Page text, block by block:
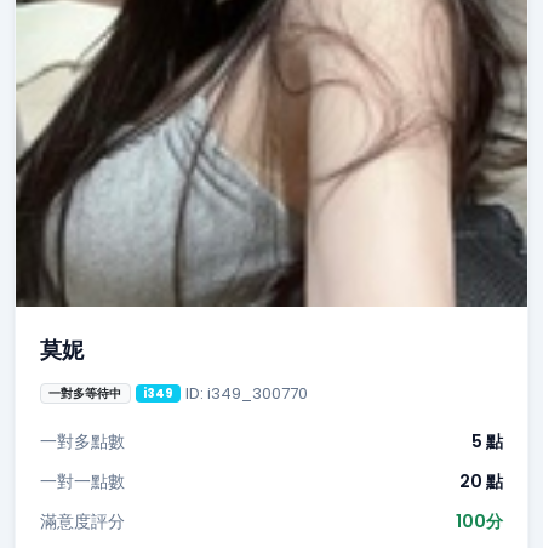
莫妮
一對多等待中 i349 ID: i349_300770
一對多點數
5 點
一對一點數
20 點
滿意度評分
100分